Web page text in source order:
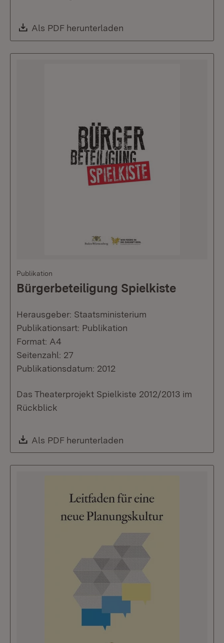
Download:
Als PDF herunterladen
Publikation
Bürgerbeteiligung Spielkiste
Herausgeber: Staatsministerium
Publikationsart: Publikation
Format: A4
Seitenzahl: 27
Publikationsdatum: 2012
Das Theaterprojekt Spielkiste 2012/2013 im
Rückblick
Download:
Als PDF herunterladen